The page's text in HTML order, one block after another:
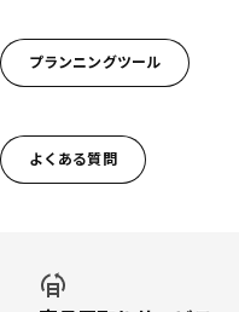
プランニングツール
よくある質問